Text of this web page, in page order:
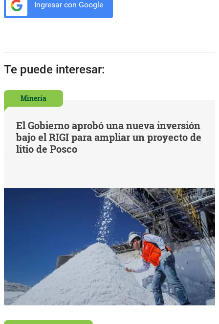
Ingresar con Google
Te puede interesar:
Minería
El Gobierno aprobó una nueva inversión
bajo el RIGI para ampliar un proyecto de
litio de Posco